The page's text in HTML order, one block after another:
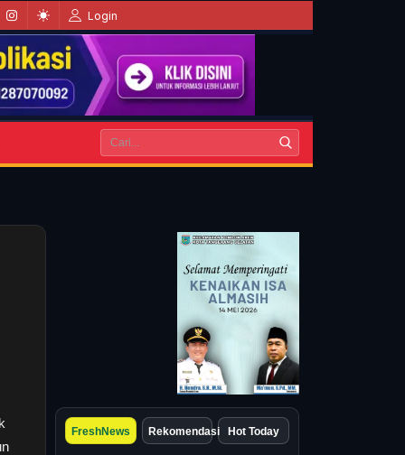
Login
FreshNews Rekomendasi Hot Today